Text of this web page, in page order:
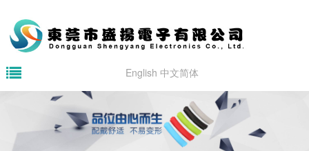
English 中文简体